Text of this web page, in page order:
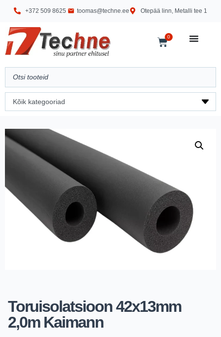
+372 509 8625 toomas@techne.ee Otepää linn, Metalli tee 1
0
Toruisolatsioon 42x13mm
2,0m Kaimann